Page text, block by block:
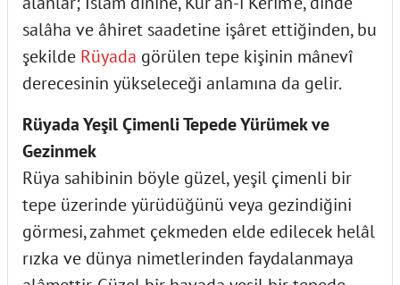
salâha ve âhiret saadetine işâret ettiğinden, bu
şekilde Rüyada görülen tepe kişinin mânevî
derecesinin yükseleceği anlamına da gelir.
Rüyada Yeşil Çimenli Tepede Yürümek ve
Gezinmek
Rüya sahibinin böyle güzel, yeşil çimenli bir
tepe üzerinde yürüdüğünü veya gezindiğini
görmesi, zahmet çekmeden elde edilecek helâl
rızka ve dünya nimetlerinden faydalanmaya